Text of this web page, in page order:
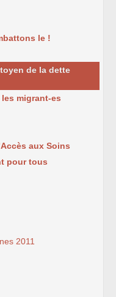
le !
de la dette
migrant-es
aux Soins
pour tous
2011